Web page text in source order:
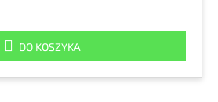
DO KOSZYKA